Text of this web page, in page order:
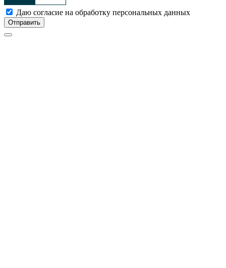
Даю согласие на обработку персональных данных
Отправить